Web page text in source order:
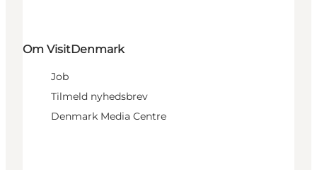
Om VisitDenmark
Job
Tilmeld nyhedsbrev
Denmark Media Centre